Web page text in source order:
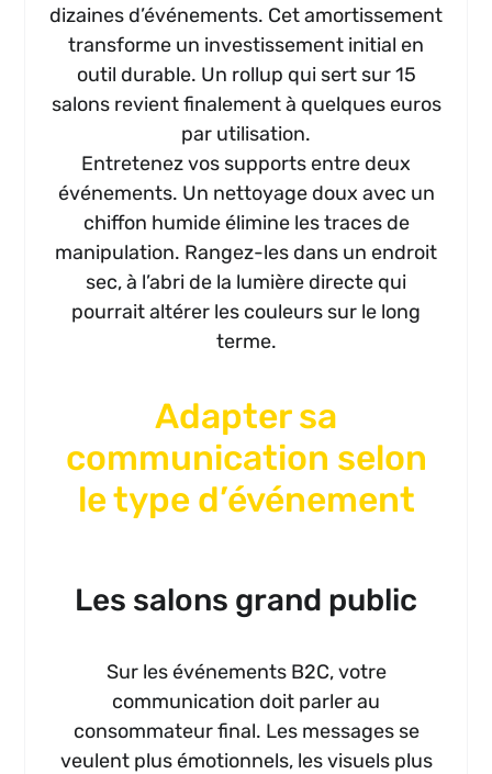
dizaines d’événements. Cet amortissement
transforme un investissement initial en
outil durable. Un rollup qui sert sur 15
salons revient finalement à quelques euros
par utilisation.
Entretenez vos supports entre deux
événements. Un nettoyage doux avec un
chiffon humide élimine les traces de
manipulation. Rangez-les dans un endroit
sec, à l’abri de la lumière directe qui
pourrait altérer les couleurs sur le long
terme.
Adapter sa
communication selon
le type d’événement
Les salons grand public
Sur les événements B2C, votre
communication doit parler au
consommateur final. Les messages se
veulent plus émotionnels, les visuels plus